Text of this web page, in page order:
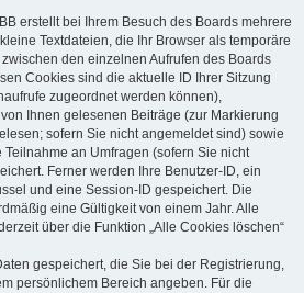
erstellt bei Ihrem Besuch des Boards mehrere
Textdateien, die Ihr Browser als temporäre
den einzelnen Aufrufen des Boards
Cookies sind die aktuelle ID Ihrer Sitzung
zugeordnet werden können),
Ihnen gelesenen Beiträge (zur Markierung
sofern Sie nicht angemeldet sind) sowie
Teilnahme an Umfragen (sofern Sie nicht
Ferner werden Ihre Benutzer-ID, ein
und eine Session-ID gespeichert. Die
eine Gültigkeit von einem Jahr. Alle
über die Funktion „Alle Cookies löschen“
gespeichert, die Sie bei der Registrierung,
persönlichem Bereich angeben. Für die